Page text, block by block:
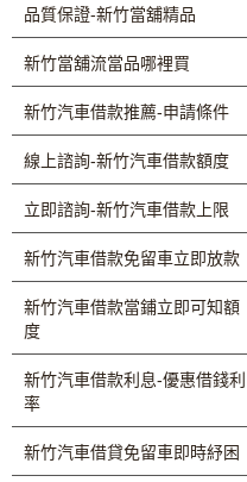
品質保證-新竹當舖精品
新竹當舖流當品哪裡買
新竹汽車借款推薦-申請條件
線上諮詢-新竹汽車借款額度
立即諮詢-新竹汽車借款上限
新竹汽車借款免留車立即放款
新竹汽車借款當鋪立即可知額
度
新竹汽車借款利息-優惠借錢利
率
新竹汽車借貸免留車即時紓困